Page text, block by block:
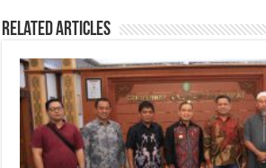
Related Articles